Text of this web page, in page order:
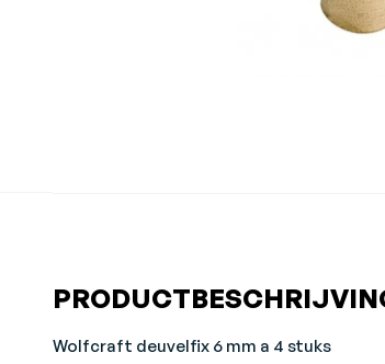
Wolfcraft deuvelfix 6 mm a 4 stuks